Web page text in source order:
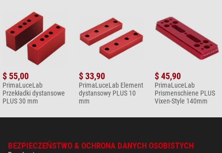
$ 55,00
PrimaLuceLab
Przekładki dystansowe
PLUS 30 mm
$ 33,90
PrimaLuceLab Element
dystansowy PLUS 10
mm
$ 45,90
PrimaLuceLab
Prismenschiene PLUS
Vixen-Style 140mm
BEZPIECZEŃSTWO & OCHRONA DANYCH OSOBISTYCH